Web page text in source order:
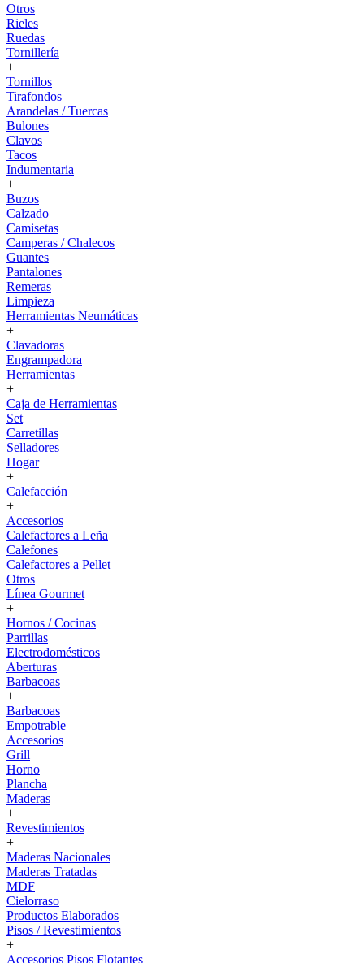
Otros
Rieles
Ruedas
Tornillería
+
Tornillos
Tirafondos
Arandelas / Tuercas
Bulones
Clavos
Tacos
Indumentaria
+
Buzos
Calzado
Camisetas
Camperas / Chalecos
Guantes
Pantalones
Remeras
Limpieza
Herramientas Neumáticas
+
Clavadoras
Engrampadora
Herramientas
+
Caja de Herramientas
Set
Carretillas
Selladores
Hogar
+
Calefacción
+
Accesorios
Calefactores a Leña
Calefones
Calefactores a Pellet
Otros
Línea Gourmet
+
Hornos / Cocinas
Parrillas
Electrodomésticos
Aberturas
Barbacoas
+
Barbacoas
Empotrable
Accesorios
Grill
Horno
Plancha
Maderas
+
Revestimientos
+
Maderas Nacionales
Maderas Tratadas
MDF
Cielorraso
Productos Elaborados
Pisos / Revestimientos
+
Accesorios Pisos Flotantes